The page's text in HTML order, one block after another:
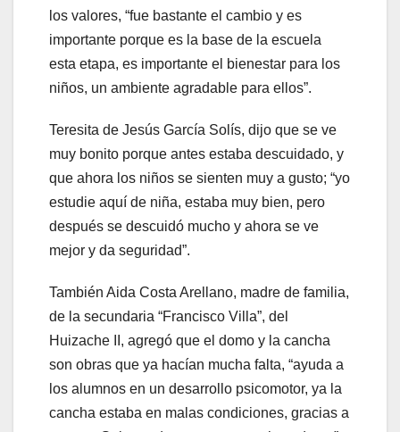
los valores, “fue bastante el cambio y es
importante porque es la base de la escuela
esta etapa, es importante el bienestar para los
niños, un ambiente agradable para ellos”.
Teresita de Jesús García Solís, dijo que se ve
muy bonito porque antes estaba descuidado, y
que ahora los niños se sienten muy a gusto; “yo
estudie aquí de niña, estaba muy bien, pero
después se descuidó mucho y ahora se ve
mejor y da seguridad”.
También Aida Costa Arellano, madre de familia,
de la secundaria “Francisco Villa”, del
Huizache II, agregó que el domo y la cancha
son obras que ya hacían mucha falta, “ayuda a
los alumnos en un desarrollo psicomotor, ya la
cancha estaba en malas condiciones, gracias a